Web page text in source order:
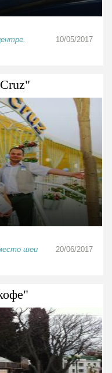
10/05/2017
шеи
20/06/2017